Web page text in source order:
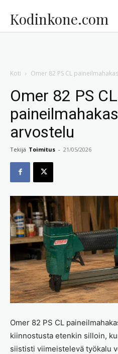
Kodinkone.com
Koti Omer 82 PS CL
Omer 82 PS CL
arvostelu
Tekijä Toimitus - 21/05/2026
Omer 82 PS CL
kiinnostusta etenkin silloin,
siististi viimeistelevä työkalu